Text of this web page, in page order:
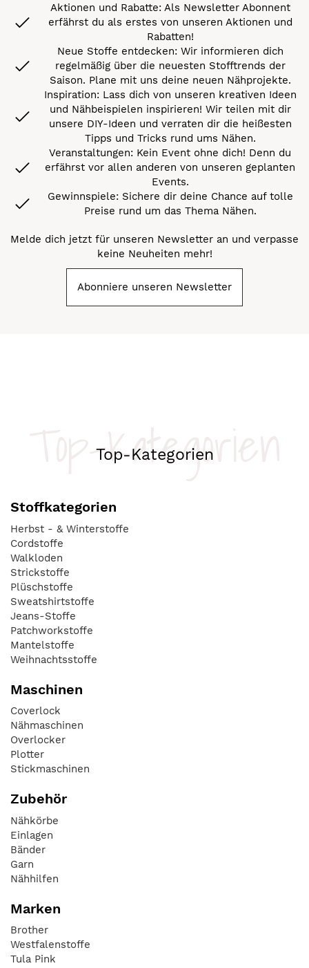
Aktionen und Rabatte: Als Newsletter Abonnent
erfährst du als erstes von unseren Aktionen und
Rabatten!
Neue Stoffe entdecken: Wir informieren dich
regelmäßig über die neuesten Stofftrends der
Saison. Plane mit uns deine neuen Nähprojekte.
Inspiration: Lass dich von unseren kreativen Ideen
und Nähbeispielen inspirieren! Wir teilen mit dir
unsere DIY-Ideen und verraten dir die heißesten
Tipps und Tricks rund ums Nähen.
Veranstaltungen: Kein Event ohne dich! Denn du
erfährst vor allen anderen von unseren geplanten
Events.
Gewinnspiele: Sichere dir deine Chance auf tolle
Preise rund um das Thema Nähen.
Melde dich jetzt für unseren Newsletter an und verpasse
keine Neuheiten mehr!
Abonniere unseren Newsletter
Top-Kategorien
Top-Kategorien
Stoffkategorien
Herbst - & Winterstoffe
Cordstoffe
Walkloden
Strickstoffe
Plüschstoffe
Sweatshirtstoffe
Jeans-Stoffe
Patchworkstoffe
Mantelstoffe
Weihnachtsstoffe
Maschinen
Coverlock
Nähmaschinen
Overlocker
Plotter
Stickmaschinen
Zubehör
Nähkörbe
Einlagen
Bänder
Garn
Nähhilfen
Marken
Brother
Westfalenstoffe
Tula Pink